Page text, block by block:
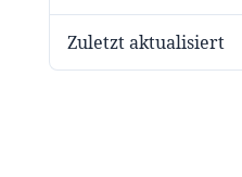
Zuletzt aktualisiert